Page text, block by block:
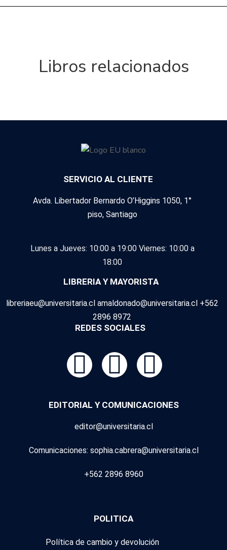
Libros relacionados
SERVICIO AL CLIENTE
Avda. Libertador Bernardo O’Higgins 1050, 1°
piso, Santiago
Lunes a Jueves: 10:00 a 19:00 Viernes: 10:00 a
18:00
LIBRERIA Y MAYORISTA
libreriaeu@universitaria.cl amaldonado@universitaria.cl +562
2896 8972
REDES SOCIALES
EDITORIAL Y COMUNICACIONES
editor@universitaria.cl
Comunicaciones: sophia.cabrera@universitaria.cl
+562 2896 8960
POLITICA
Política de cambio y devolución